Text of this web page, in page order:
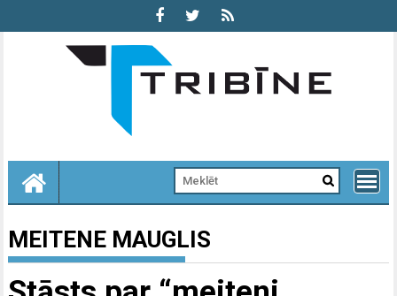
MEITENE MAUGLIS